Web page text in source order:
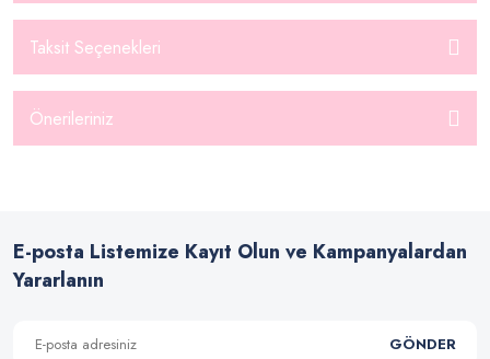
Taksit Seçenekleri
Önerileriniz
E-posta Listemize Kayıt Olun ve Kampanyalardan
Yararlanın
GÖNDER